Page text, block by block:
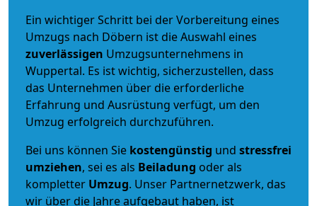
Ein wichtiger Schritt bei der Vorbereitung eines
Umzugs nach Döbern ist die Auswahl eines
zuverlässigen Umzugsunternehmens in
Wuppertal. Es ist wichtig, sicherzustellen, dass
das Unternehmen über die erforderliche
Erfahrung und Ausrüstung verfügt, um den
Umzug erfolgreich durchzuführen.
Bei uns können Sie kostengünstig und stressfrei
umziehen, sei es als Beiladung oder als
kompletter Umzug. Unser Partnernetzwerk, das
wir über die Jahre aufgebaut haben, ist